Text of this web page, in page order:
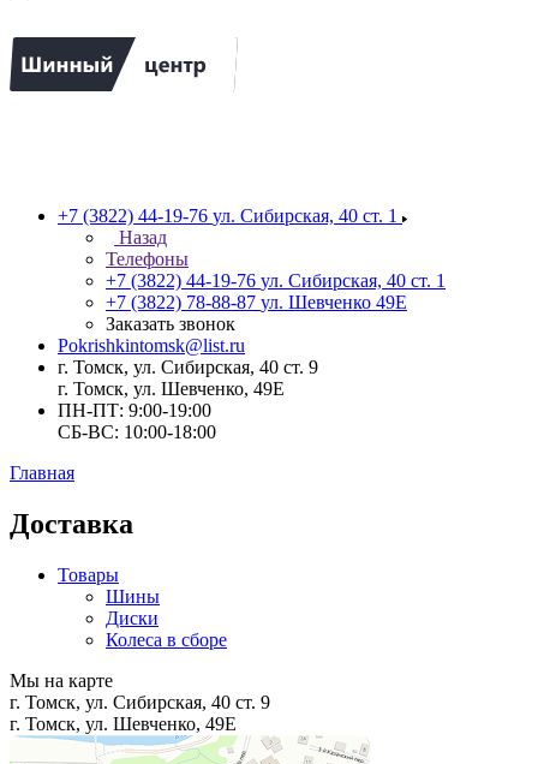
+7 (3822) 44-19-76 ул. Сибирская, 40 ст. 1
Назад
Телефоны
+7 (3822) 44-19-76 ул. Сибирская, 40 ст. 1
+7 (3822) 78-88-87 ул. Шевченко 49Е
Заказать звонок
Pokrishkintomsk@list.ru
г. Томск, ул. Сибирская, 40 ст. 9
г. Томск, ул. Шевченко, 49Е
ПН-ПТ: 9:00-19:00
СБ-ВС: 10:00-18:00
Главная
Доставка
Товары
Шины
Диски
Колеса в сборе
Мы на карте
г. Томск, ул. Сибирская, 40 ст. 9
г. Томск, ул. Шевченко, 49Е